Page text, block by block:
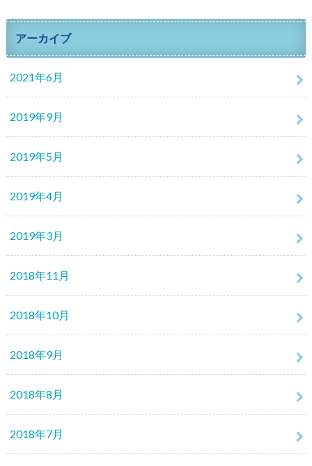
アーカイブ
2021年6月
2019年9月
2019年5月
2019年4月
2019年3月
2018年11月
2018年10月
2018年9月
2018年8月
2018年7月